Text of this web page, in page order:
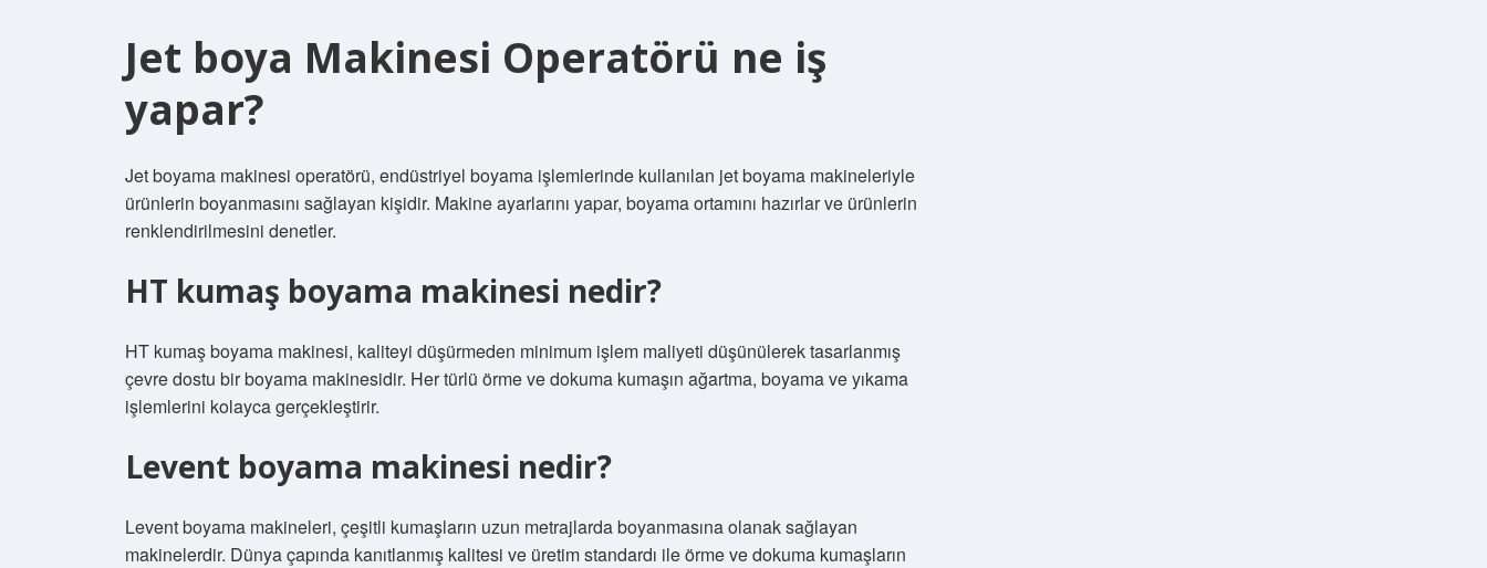
Jet boya Makinesi Operatörü ne iş
yapar?
Jet boyama makinesi operatörü, endüstriyel boyama işlemlerinde kullanılan jet boyama makineleriyle
ürünlerin boyanmasını sağlayan kişidir. Makine ayarlarını yapar, boyama ortamını hazırlar ve ürünlerin
renklendirilmesini denetler.
HT kumaş boyama makinesi nedir?
HT kumaş boyama makinesi, kaliteyi düşürmeden minimum işlem maliyeti düşünülerek tasarlanmış
çevre dostu bir boyama makinesidir. Her türlü örme ve dokuma kumaşın ağartma, boyama ve yıkama
işlemlerini kolayca gerçekleştirir.
Levent boyama makinesi nedir?
Levent boyama makineleri, çeşitli kumaşların uzun metrajlarda boyanmasına olanak sağlayan
makinelerdir. Dünya çapında kanıtlanmış kalitesi ve üretim standardı ile örme ve dokuma kumaşların